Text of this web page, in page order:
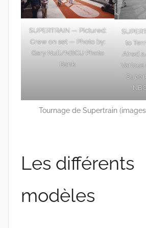
SUPERTRAIN — Pictured:
Crew on set — Photo by:
Gary Null/NBCU Photo
Bank
to
Aired
Tournage de Supertrain
Les différents
modèles